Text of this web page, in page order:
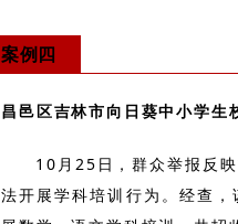
案例四
昌邑区吉林市向日葵中小学生
10月25日，群众举报反
法开展学科培训行为。经查